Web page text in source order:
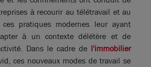
à recourir au télétravail et au
pratiques modernes leur ayant
à un contexte délétère et de
Dans le cadre de l'immobilier
ces nouveaux modes de travail se